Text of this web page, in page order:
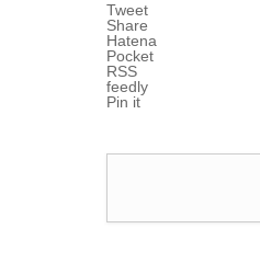
Tweet
Share
Hatena
Pocket
RSS
feedly
Pin it